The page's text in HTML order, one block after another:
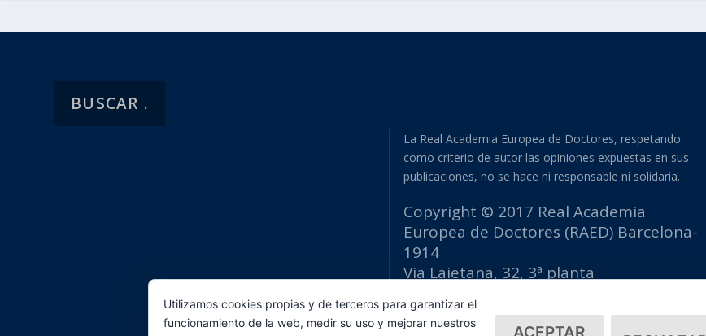
La Real Academia Europea de Doctores, respetando
como criterio de autor las opiniones expuestas en sus
publicaciones, no se hace ni responsable ni solidaria.
Copyright © 2017 Real Academia
Europea de Doctores (RAED) Barcelona-
1914
Via Laietana, 32, 3ª planta
08003 Barcelona (España)
Utilizamos cookies propias y de terceros para garantizar el
funcionamiento de la web, medir su uso y mejorar nuestros
ACEPTAR